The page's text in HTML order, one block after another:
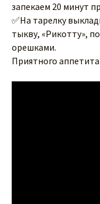
запекаем 20 минут
✅На тарелку
тыкву, «Рикотту»,
орешками.
Приятного